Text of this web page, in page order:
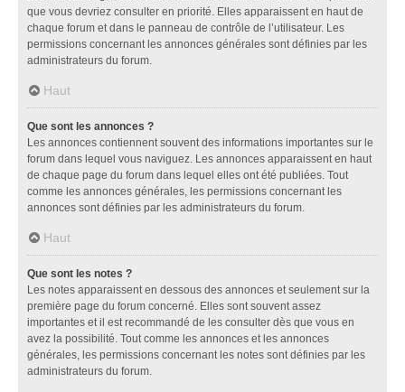
que vous devriez consulter en priorité. Elles apparaissent en haut de
chaque forum et dans le panneau de contrôle de l’utilisateur. Les
permissions concernant les annonces générales sont définies par les
administrateurs du forum.
Haut
Que sont les annonces ?
Les annonces contiennent souvent des informations importantes sur le
forum dans lequel vous naviguez. Les annonces apparaissent en haut
de chaque page du forum dans lequel elles ont été publiées. Tout
comme les annonces générales, les permissions concernant les
annonces sont définies par les administrateurs du forum.
Haut
Que sont les notes ?
Les notes apparaissent en dessous des annonces et seulement sur la
première page du forum concerné. Elles sont souvent assez
importantes et il est recommandé de les consulter dès que vous en
avez la possibilité. Tout comme les annonces et les annonces
générales, les permissions concernant les notes sont définies par les
administrateurs du forum.